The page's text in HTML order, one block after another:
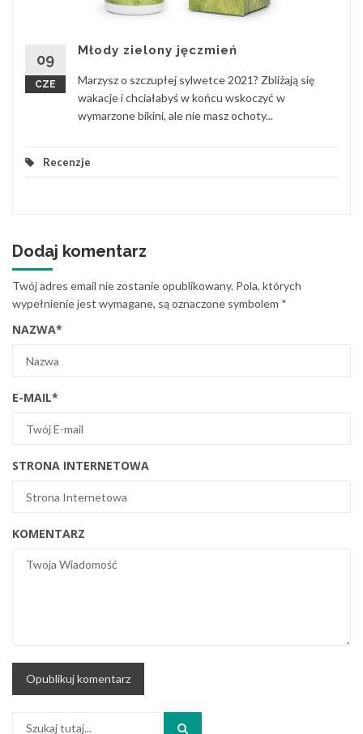
09
CZE
Młody zielony jęczmień
Marzysz o szczupłej sylwetce 2021? Zbliżają się
wakacje i chciałabyś w końcu wskoczyć w
wymarzone bikini, ale nie masz ochoty...
Recenzje
Dodaj komentarz
Twój adres email nie zostanie opublikowany. Pola, których
wypełnienie jest wymagane, są oznaczone symbolem *
NAZWA*
E-MAIL*
STRONA INTERNETOWA
KOMENTARZ
Szukaj: